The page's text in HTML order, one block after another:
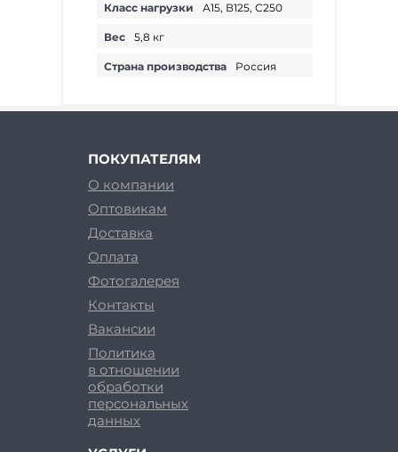
Класс нагрузки А15, В125, С250
Вес 5,8 кг
Страна производства Россия
ПОКУПАТЕЛЯМ
О компании
Оптовикам
Доставка
Оплата
Фотогалерея
Контакты
Вакансии
Политика
в отношении
обработки
персональных
данных